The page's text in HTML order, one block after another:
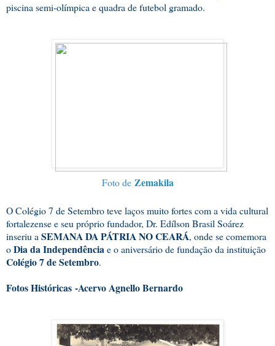
piscina semi-olímpica e quadra de futebol gramado.
Foto de Zemakila
O Colégio 7 de Setembro teve laços muito fortes com a vida cultural
fortalezense e seu próprio fundador, Dr. Edílson Brasil Soárez
inseriu a SEMANA DA PÁTRIA NO CEARÁ, onde se comemora
oDia da Independênciae o aniversário de fundação da instituição
Colégio 7 de Setembro.
Fotos Históricas -Acervo Agnello Bernardo